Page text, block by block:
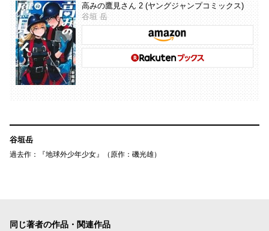
高みの鷹見さん 2 (ヤングジャンプコミックス)
谷垣 岳
谷垣岳
過去作：『地球外少年少女』（原作：磯光雄）
同じ著者の作品・関連作品